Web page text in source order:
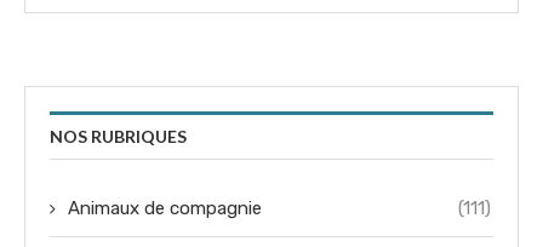
NOS RUBRIQUES
Animaux de compagnie (111)